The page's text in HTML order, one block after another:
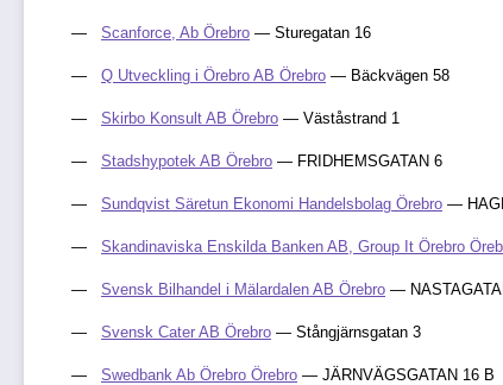
Scanforce, Ab Örebro — Sturegatan 16
Q Utveckling i Örebro AB Örebro — Bäckvägen 58
Skirbo Konsult AB Örebro — Väståstrand 1
Stadshypotek AB Örebro — FRIDHEMSGATAN 6
Sundqvist Säretun Ekonomi Handelsbolag Örebro —
Skandinaviska Enskilda Banken AB, Group It Örebro
Svensk Bilhandel i Mälardalen AB Örebro —
Svensk Cater AB Örebro — Stångjärnsgatan 3
Swedbank Ab Örebro Örebro — JÄRNVÄGSGATAN 16 B